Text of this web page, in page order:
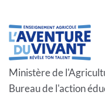
Ministère de
Bureau de l'action